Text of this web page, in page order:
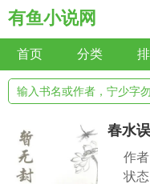
有鱼小说网
首页 分类
春水
作者
状